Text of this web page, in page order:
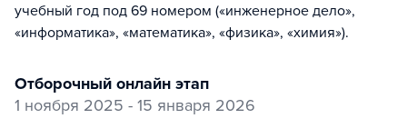
учебный год под 69 номером («инженерное дело»,
«информатика», «математика», «физика», «химия»).
отборочный онлайн этап
1 ноября 2025 - 15 января 2026